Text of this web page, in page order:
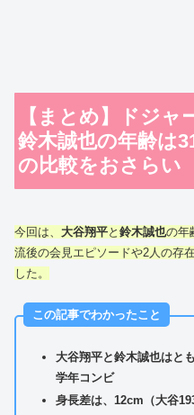
【まとめ】ドジャ
鈴木誠也の年齢は
の比較をおさらい
今回は、 大谷翔平と 鈴木誠也の年
流後の会見エピソードや2人の存
した。
この記事でわかったこと
大谷翔平と鈴木誠也はと
学年コンビ
身長差は、12cm（大谷